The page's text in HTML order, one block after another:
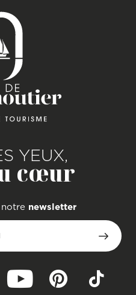
YEUX,
cœur
newsletter